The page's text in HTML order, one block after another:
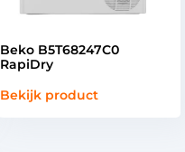
Beko B5T68247C0
RapiDry
Bekijk product